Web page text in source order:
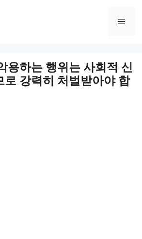
용하는 행위는 사회적 신
로 강력히 처벌받아야 합